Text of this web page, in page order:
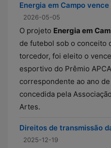
Energia em Campo
2026-05-05
O projeto Energia em
de futebol sob o conceito
torcedor, foi eleito o
esportivo do Prêmio
correspondente ao ano
concedida pela
Artes.
Direitos de transmissão
2025-12-19